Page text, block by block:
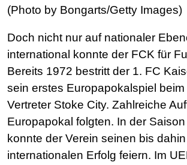
(Photo by Bongarts/Getty Images)
Doch nicht nur auf nationaler
international konnte der FCK für
Bereits 1972 bestritt der 1. FC
sein erstes Europapokalspiel
Vertreter Stoke City. Zahlreiche
Europapokal folgten. In der
konnte der Verein seinen bis
internationalen Erfolg feiern. Im